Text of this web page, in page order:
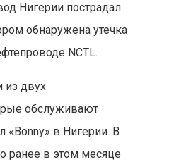
Нигерии пострадал
обнаружена утечка
NCTL.
из двух
обслуживают
«Bonny» в Нигерии. В
ранее в этом месяце